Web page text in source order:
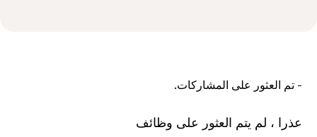
- تم العثور على المشاركات.
عذرا ، لم يتم العثور على وظائف